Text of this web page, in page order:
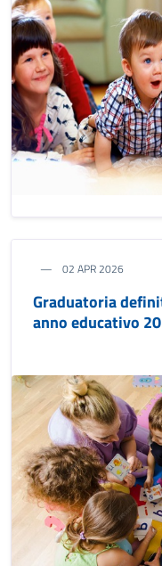
02 APR 2026
Graduatoria
anno educativo